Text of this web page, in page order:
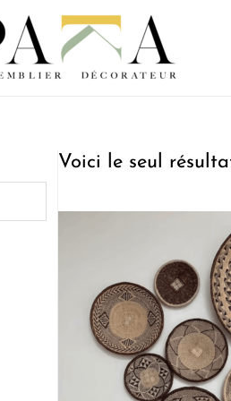
Voici le seul